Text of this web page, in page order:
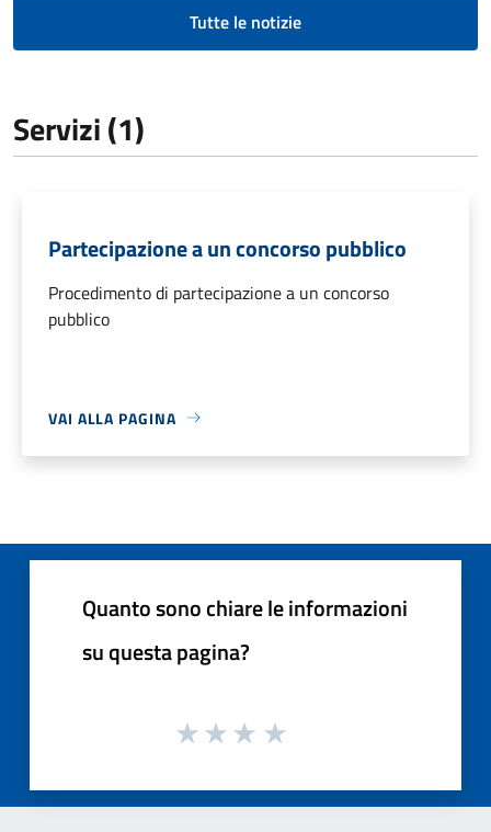
Tutte le notizie
Servizi (1)
Partecipazione a un concorso pubblico
Procedimento di partecipazione a un concorso
pubblico
VAI ALLA PAGINA
Quanto sono chiare le informazioni
su questa pagina?